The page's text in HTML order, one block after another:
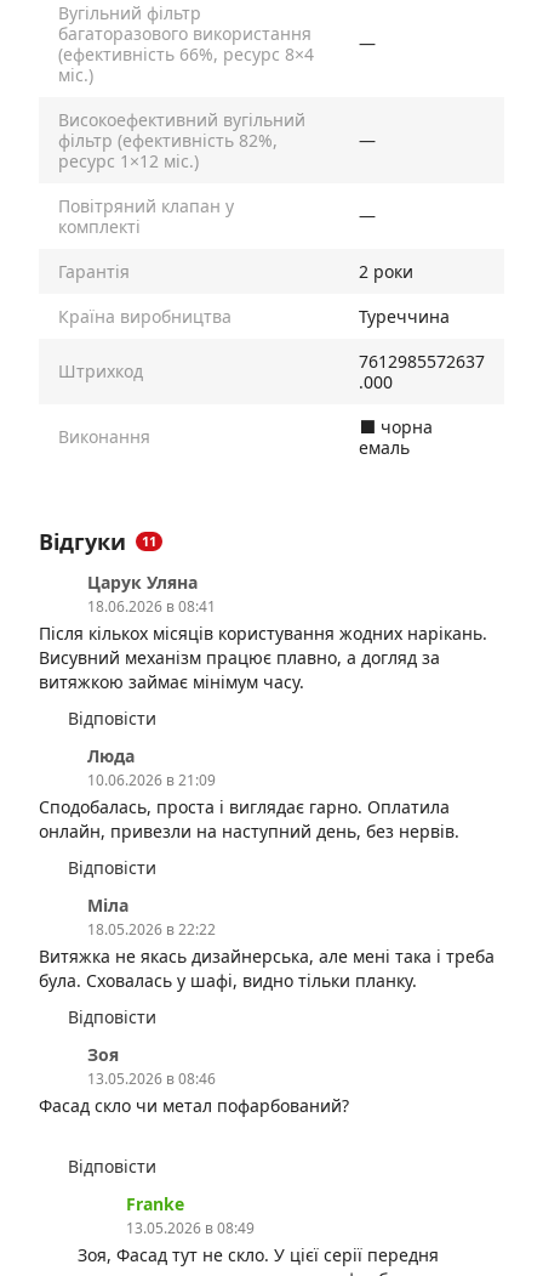
Вугільний фільтр
багаторазового використання
(ефективність 66%, ресурс 8×4
міс.)
—
Високоефективний вугільний
фільтр (ефективність 82%,
ресурс 1×12 міс.)
—
Повітряний клапан у
комплекті
—
Гарантія
2 роки
Країна виробництва
Туреччина
Штрихкод
7612985572637
.000
Виконання
⬛️ чорна
емаль
Відгуки 11
Царук Уляна
18.06.2026 в 08:41
Після кількох місяців користування жодних нарікань.
Висувний механізм працює плавно, а догляд за
витяжкою займає мінімум часу.
Відповісти
Люда
10.06.2026 в 21:09
Сподобалась, проста і виглядає гарно. Оплатила
онлайн, привезли на наступний день, без нервів.
Відповісти
Міла
18.05.2026 в 22:22
Витяжка не якась дизайнерська, але мені така і треба
була. Сховалась у шафі, видно тільки планку.
Відповісти
Зоя
13.05.2026 в 08:46
Фасад скло чи метал пофарбований?
Відповісти
⁨Franke
13.05.2026 в 08:49
Зоя, Фасад тут не скло. У цієї серії передня